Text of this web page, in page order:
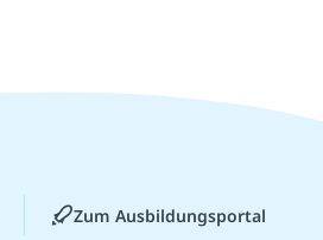
Zum Ausbildungsportal